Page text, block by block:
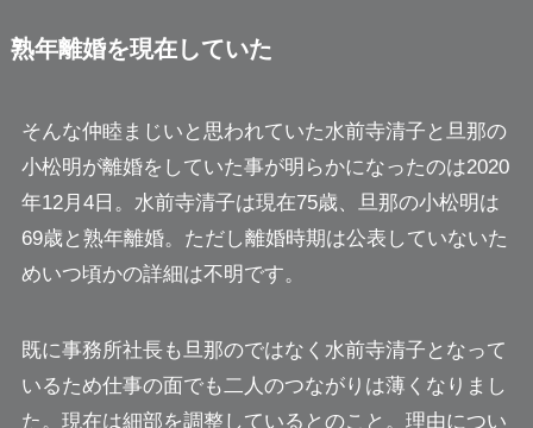
熟年離婚を現在していた
そんな仲睦まじいと思われていた水前寺清子と旦那の
小松明が離婚をしていた事が明らかになったのは2020
年12月4日。水前寺清子は現在75歳、旦那の小松明は
69歳と熟年離婚。ただし離婚時期は公表していないた
めいつ頃かの詳細は不明です。
既に事務所社長も旦那のではなく水前寺清子となって
いるため仕事の面でも二人のつながりは薄くなりまし
た。現在は細部を調整しているとのこと。理由につい